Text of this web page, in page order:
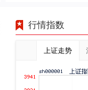
行情指数
上证走势